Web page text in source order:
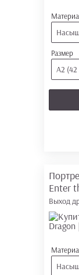
Размер
А2 (42
Enter
Выход